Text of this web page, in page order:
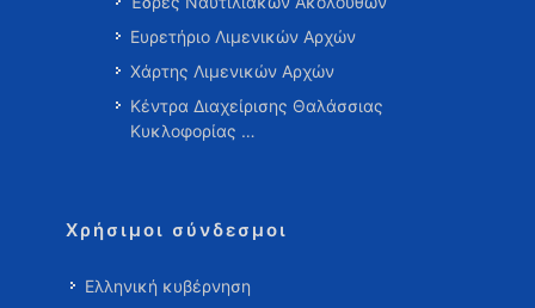
Ευρετήριο Λιμενικών Αρχών
Χάρτης Λιμενικών Αρχών
Κέντρα Διαχείρισης Θαλάσσιας
Κυκλοφορίας …
Χρήσιμοι σύνδεσμοι
Ελληνική κυβέρνηση